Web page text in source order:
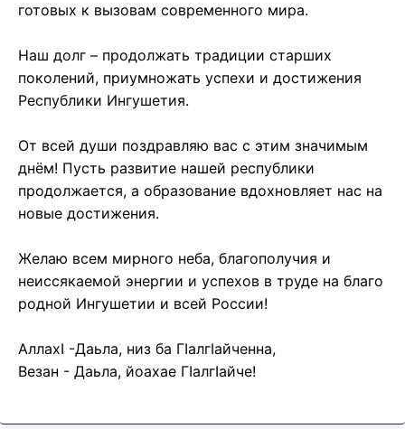
готовых к вызовам современного мира.
Наш долг – продолжать традиции старших
поколений, приумножать успехи и достижения
Республики Ингушетия.
От всей души поздравляю вас с этим значимым
днём! Пусть развитие нашей республики
продолжается, а образование вдохновляет нас на
новые достижения.
Желаю всем мирного неба, благополучия и
неиссякаемой энергии и успехов в труде на благо
родной Ингушетии и всей России!
АллахI -Даьла, низ ба Гӏалгӏайченна,
Везан - Даьла, йоахае Гӏалгӏайче!